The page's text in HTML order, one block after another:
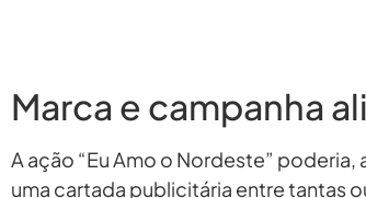
Marca e campanha
A ação “Eu Amo o Nordeste”
uma cartada publicitária entre tantas